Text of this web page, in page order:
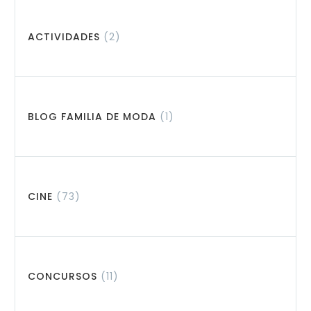
ACTIVIDADES (2)
BLOG FAMILIA DE MODA (1)
CINE (73)
CONCURSOS (11)